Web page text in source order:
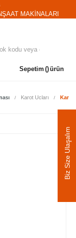
MAKİNALARI
Sepetim ürün
Karot Ucları Karot
Biz Size Ulaşalım